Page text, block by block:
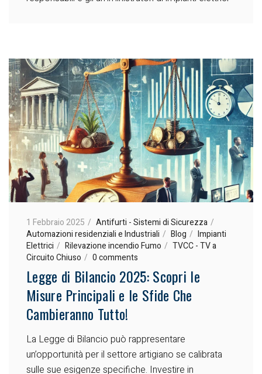
1 Febbraio 2025
Antifurti - Sistemi di Sicurezza
Automazioni residenziali e Industriali
Blog
Impianti
Elettrici
Rilevazione incendio Fumo
TVCC - TV a
Circuito Chiuso
0 comments
Legge di Bilancio 2025: Scopri le
Misure Principali e le Sfide Che
Cambieranno Tutto!
La Legge di Bilancio può rappresentare
un’opportunità per il settore artigiano se calibrata
sulle sue esigenze specifiche. Investire in